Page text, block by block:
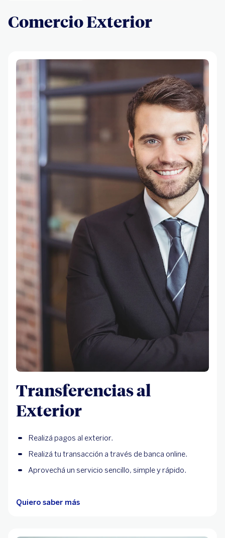
Comercio Exterior
Transferencias al
Exterior
Realizá pagos al exterior.
Realizá tu transacción a través de banca online.
Aprovechá un servicio sencillo, simple y rápido.
Quiero saber más